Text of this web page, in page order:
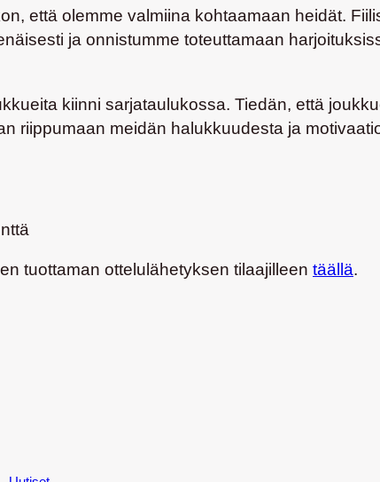
että olemme valmiina kohtaamaan heidät.
ja onnistumme toteuttamaan
kiinni sarjataulukossa. Tiedän, että
riippumaan meidän halukkuudesta ja
tuottaman ottelulähetyksen tilaajilleen täällä.